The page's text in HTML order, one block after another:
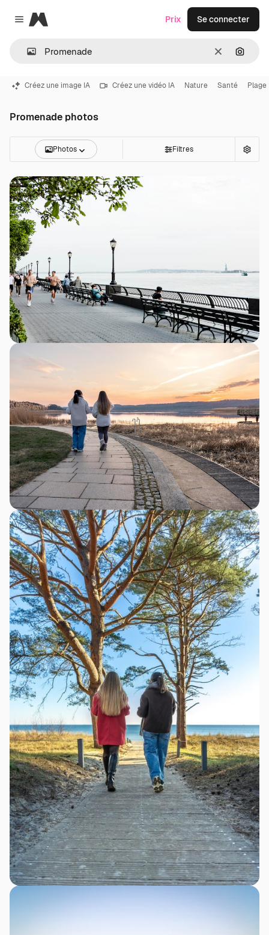
Close menu
Magnific
Effacer
Prix Se connecter
Créez une image IA Créez une vidéo IA Nature Santé Plage
Promenade photos
Photos Filtres